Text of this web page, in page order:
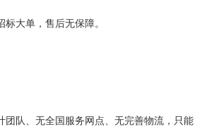
大单，售后无保障。
团队、无全国服务网点、无完善物流，只能